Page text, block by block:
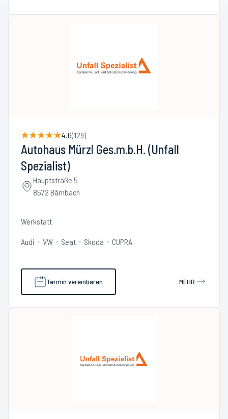
4.6(129)
Autohaus Mürzl Ges.m.b.H. (Unfall
Spezialist)
Hauptstraße 5
8572 Bärnbach
Werkstatt
Audi VW Seat Skoda CUPRA
Termin vereinbaren MEHR